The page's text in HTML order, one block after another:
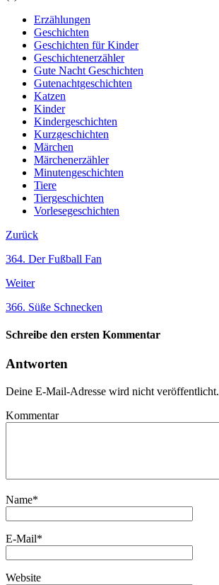
Erzählungen
Geschichten
Geschichten für Kinder
Geschichtenerzähler
Gute Nacht Geschichten
Gutenachtgeschichten
Katzen
Kinder
Kindergeschichten
Kurzgeschichten
Märchen
Märchenerzähler
Minutengeschichten
Tiere
Tiergeschichten
Vorlesegeschichten
Zurück
364. Der Fußball Fan
Weiter
366. Süße Schnecken
Schreibe den ersten Kommentar
Antworten
Deine E-Mail-Adresse wird nicht veröffentlicht.
Kommentar
Name*
E-Mail*
Website